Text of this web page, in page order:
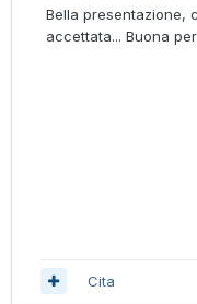
Bella presentazione,
accettata... Buona
Cita